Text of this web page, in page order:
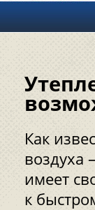
Как
воздуха
имеет
к